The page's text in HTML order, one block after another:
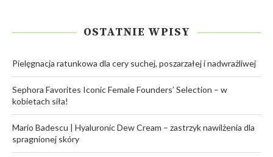
OSTATNIE WPISY
Pielęgnacja ratunkowa dla cery suchej, poszarzałej i nadwrażliwej
Sephora Favorites Iconic Female Founders’ Selection – w
kobietach siła!
Mario Badescu | Hyaluronic Dew Cream – zastrzyk nawilżenia dla
spragnionej skóry